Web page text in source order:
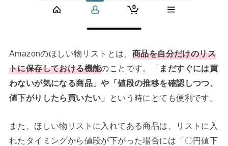
Amazonのほしい物リストとは、 商品を自分だけのリス
トに保存しておける機能のことです。「 まだすぐには買
わないが気になる商品」や「値段の推移を確認しつつ、
値下がりしたら買いたい」
という時にとても便利です。
また、ほしい物リストに入れてある商品は、リストに入
れたタイミングから値段が下がった場合には「〇円値下